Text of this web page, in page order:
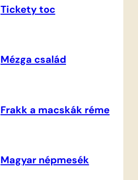
Tickety toc
Mézga család
Frakk a macskák réme
Magyar népmesék